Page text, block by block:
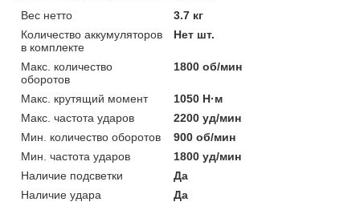
Вес нетто
3.7 кг
Количество аккумуляторов
в комплекте
Нет шт.
Макс. количество
оборотов
1800 об/мин
Макс. крутящий момент
1050 Н·м
Макс. частота ударов
2200 уд/мин
Мин. количество оборотов
900 об/мин
Мин. частота ударов
1800 уд/мин
Наличие подсветки
Да
Наличие удара
Да